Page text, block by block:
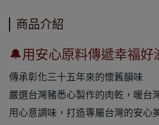
商品介紹
🔔用安心原料傳遞幸福好
傳承彰化三十五年來的懷舊韻味
嚴選台灣豬悉心製作的肉乾，暖台
用心意調味，打造專屬台灣的安心